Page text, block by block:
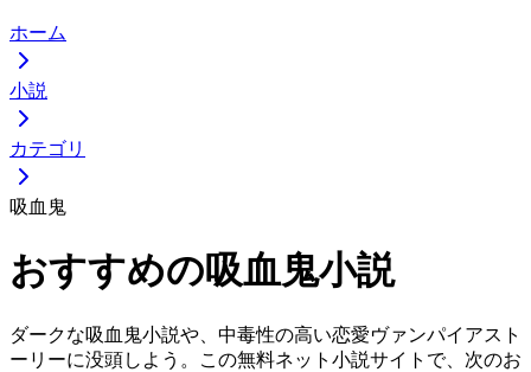
ホーム
小説
カテゴリ
吸血鬼
おすすめの吸血鬼小説
ダークな吸血鬼小説や、中毒性の高い恋愛ヴァンパイアスト
ーリーに没頭しよう。この無料ネット小説サイトで、次のお